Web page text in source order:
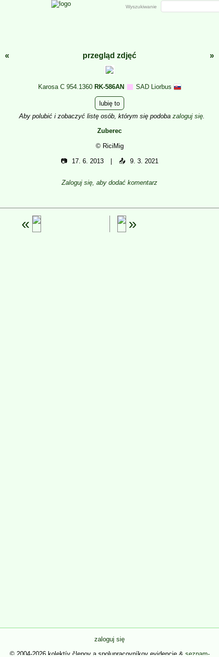
« przegląd zdjęć »
Karosa C 954.1360 RK-586AN SAD Liorbus
lubię to
Aby polubić i zobaczyć listę osób, którym się podoba zaloguj się.
Zuberec
© RiciMig
📷 17. 6. 2013 📤 9. 3. 2021
Zaloguj się, aby dodać komentarz
Wyszukiwanie
zaloguj się
© 2004-2026 kolektív členov a spolupracovníkov evidencie & seznam-